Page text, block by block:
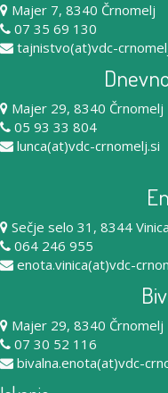
Majer 7, 8340 Črnomelj
07 35 69 130
tajnistvo(at)vdc-
Majer 29, 8340 Črnomelj
05 93 33 804
lunca(at)vdc-crnomelj.si
Sečje selo 31, 8344 Vinica
064 246 955
enota.vinica(at)vdc-
Majer 29, 8340 Črnomelj
07 30 52 116
bivalna.enota(at)vdc-